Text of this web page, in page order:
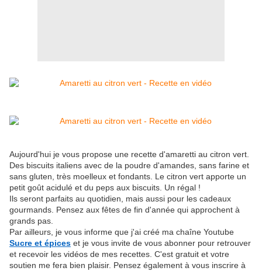
Aujourd'hui je vous propose une recette d'amaretti au citron vert.
Des biscuits italiens avec de la poudre d'amandes, sans farine et
sans gluten, très moelleux et fondants. Le citron vert apporte un
petit goût acidulé et du peps aux biscuits. Un régal !
Ils seront parfaits au quotidien, mais aussi pour les cadeaux
gourmands. Pensez aux fêtes de fin d'année qui approchent à
grands pas.
Par ailleurs, je vous informe que j'ai créé ma chaîne Youtube
Sucre et épices et je vous invite de vous abonner pour retrouver
et recevoir les vidéos de mes recettes. C'est gratuit et votre
soutien me fera bien plaisir. Pensez également à vous inscrire à